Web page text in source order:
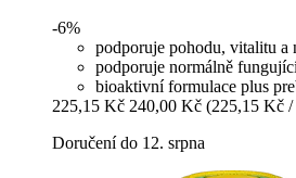
-6%
podporuje pohodu, vitalitu a
podporuje normálně
bioaktivní formulace plus
225,15 Kč 240,00 Kč (225,15 Kč
Doručení do 12. srpna